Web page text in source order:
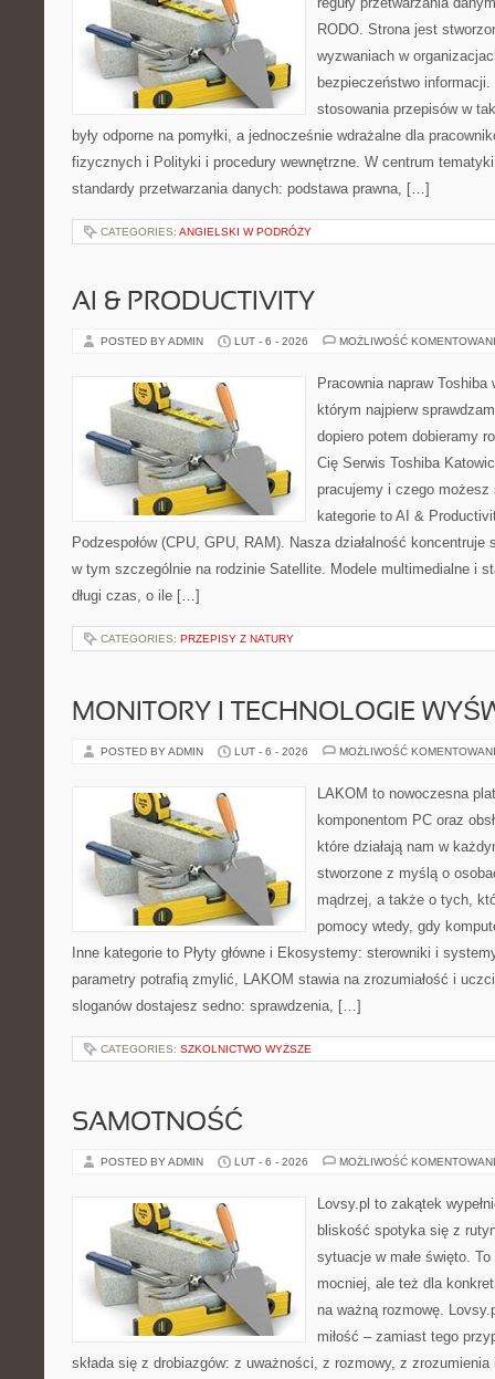
RODO. Strona jest
wyzwaniach w
bezpieczeństwo
stosowania przepisów w
były odporne na pomyłki, a jednocześnie wdrażalne dla
fizycznych i Polityki i procedury wewnętrzne. W centrum
standardy przetwarzania danych: podstawa prawna, […]
CATEGORIES: ANGIELSKI W PODRÓŻY
AI & PRODUCTIVITY
POSTED BY ADMIN LUT - 6 - 2026 MOŻLIWOŚĆ
Pracownia napraw
którym najpierw
dopiero potem dobieramy
Cię Serwis Toshiba
pracujemy i czego
kategorie to AI &
Podzespołów (CPU, GPU, RAM). Nasza działalność koncentruje
w tym szczególnie na rodzinie Satellite. Modele multimedialne i
długi czas, o ile […]
CATEGORIES: PRZEPISY Z NATURY
MONITORY I TECHNOLOGIE
POSTED BY ADMIN LUT - 6 - 2026 MOŻLIWOŚĆ
LAKOM to nowoczesna
komponentom PC oraz
które działają nam w
stworzone z myślą o
mądrzej, a także o tych,
pomocy wtedy, gdy
Inne kategorie to Płyty główne i Ekosystemy: sterowniki i
parametry potrafią zmylić, LAKOM stawia na zrozumiałość i
sloganów dostajesz sedno: sprawdzenia, […]
CATEGORIES: SZKOLNICTWO WYŻSZE
SAMOTNOŚĆ
POSTED BY ADMIN LUT - 6 - 2026 MOŻLIWOŚĆ
Lovsy.pl to zakątek
bliskość spotyka się z
sytuacje w małe święto.
mocniej, ale też dla
na ważną rozmowę.
miłość – zamiast tego
składa się z drobiazgów: z uważności, z rozmowy, z